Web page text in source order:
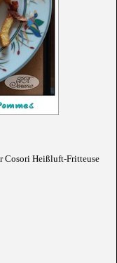
Cosori Heißluft-Fritteuse